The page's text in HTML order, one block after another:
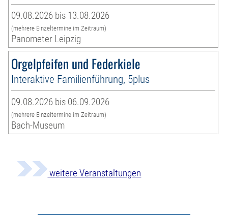
09.08.2026 bis 13.08.2026
(mehrere Einzeltermine im Zeitraum)
Panometer Leipzig
Orgelpfeifen und Federkiele
Interaktive Familienführung, 5plus
09.08.2026 bis 06.09.2026
(mehrere Einzeltermine im Zeitraum)
Bach-Museum
weitere Veranstaltungen